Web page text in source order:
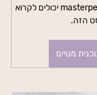
רק המנויים של masterpeace.co.il יכולים לקרוא
הזה.
מנויים